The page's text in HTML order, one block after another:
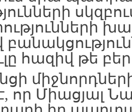
հազիվ թե
որ Միացյալ